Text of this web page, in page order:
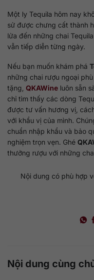
Một ly Tequila hôm nay
sử được chưng cất thành
lửa đến những chai
vẫn tiếp diễn từng ngày.
Nếu bạn muốn khám phá
những chai rượu ngoại
tặng, QKAWine luôn sẵn
chỉ tìm thấy các dòng
được tư vấn hương vị,
với khẩu vị của mình.
chuẩn nhập khẩu và bảo
nghiệm trọn vẹn. Ghé
thưởng rượu với những
Nội dung có phù hợp
Nội dung cùng